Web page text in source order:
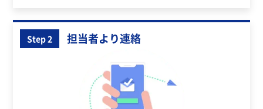
Step 2 担当者より連絡